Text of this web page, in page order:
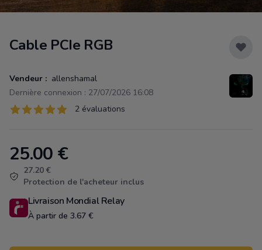
Cable PCIe RGB
Vendeur : allenshamal
Dernière connexion : 27/07/2026 16:08
Évaluations
2 sur 5 étoiles 2 évaluations
Product information
25.00 €
27.20 €
Protection de l'acheteur inclus
Livraison Mondial Relay
À partir de 3.67 €